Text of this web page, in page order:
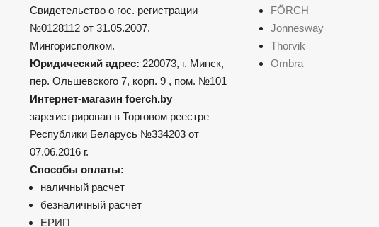
Свидетельство о гос. регистрации
№0128112 от 31.05.2007,
Мингорисполком.
Юридический адрес: 220073, г. Минск,
пер. Ольшевского 7, корп. 9 , пом. №101
Интернет-магазин foerch.by
зарегистрирован в Торговом реестре
Республики Беларусь №334203 от
07.06.2016 г.
Способы оплаты:
наличный расчет
безналичный расчет
ЕРИП
FÖRCH
Jonnesway
Thorvik
Ombra